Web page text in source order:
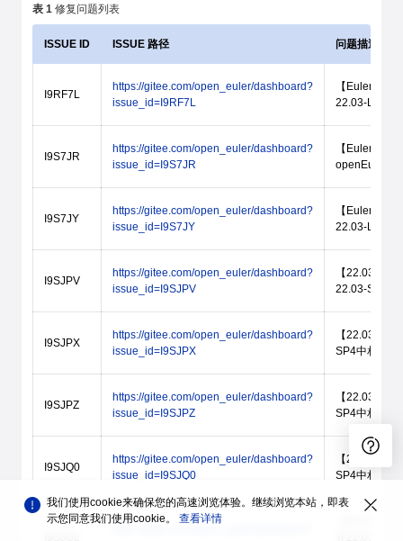
表 1 修复问题列表
ISSUE ID ISSUE 路径 问题描述
I9RF7L
https://gitee.com/open_euler/dashboard?
issue_id=I9RF7L
【
22.03-LTS-
I9S7JR
https://gitee.com/open_euler/dashboard?
issue_id=I9S7JR
【
openEuler-
I9S7JY
https://gitee.com/open_euler/dashboard?
issue_id=I9S7JY
【
22.03-LTS-
I9SJPV
https://gitee.com/open_euler/dashboard?
issue_id=I9SJPV
【22.03-
22.03-SP4中
I9SJPX
https://gitee.com/open_euler/dashboard?
issue_id=I9SJPX
【22.03-
SP4中相比
I9SJPZ
https://gitee.com/open_euler/dashboard?
issue_id=I9SJPZ
【22.03-
SP4中相比
I9SJQ0
https://gitee.com/open_euler/dashboard?
issue_id=I9SJQ0
【22.03-
SP4中相比
我们使用cookie来确保您的高速浏览体验。继续浏览本站，即表
示您同意我们使用cookie。 查看详情